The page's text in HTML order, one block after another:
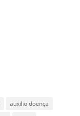
auxilio doença